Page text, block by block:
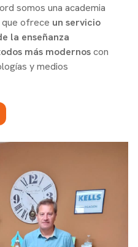
somos una academia
que ofrece un servicio
la enseñanza
más modernoscon
y medios
especializados en la
los niveles. Con una
de servicios a
como objetivo
en lengua
uno de los alumnos que
atención muy especial